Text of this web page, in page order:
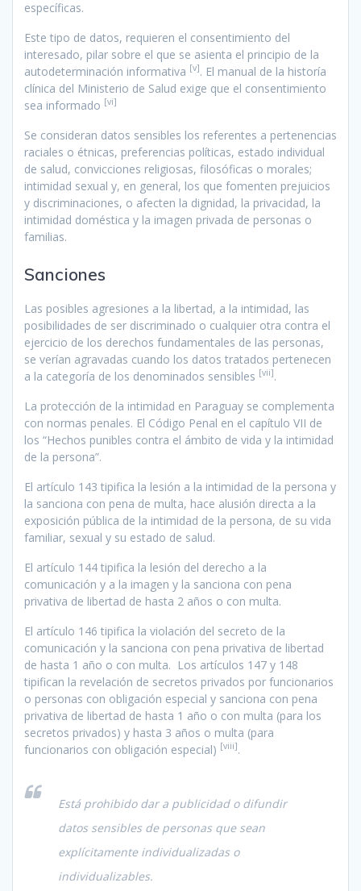
específicas.
Este tipo de datos, requieren el consentimiento del
interesado, pilar sobre el que se asienta el principio de la
autodeterminación informativa [v]. El manual de la historía
clínica del Ministerio de Salud exige que el consentimiento
sea informado [vi]
Se consideran datos sensibles los referentes a pertenencias
raciales o étnicas, preferencias políticas, estado individual
de salud, convicciones religiosas, filosóficas o morales;
intimidad sexual y, en general, los que fomenten prejuicios
y discriminaciones, o afecten la dignidad, la privacidad, la
intimidad doméstica y la imagen privada de personas o
familias.
Sanciones
Las posibles agresiones a la libertad, a la intimidad, las
posibilidades de ser discriminado o cualquier otra contra el
ejercicio de los derechos fundamentales de las personas,
se verían agravadas cuando los datos tratados pertenecen
a la categoría de los denominados sensibles [vii].
La protección de la intimidad en Paraguay se complementa
con normas penales. El Código Penal en el capítulo VII de
los “Hechos punibles contra el ámbito de vida y la intimidad
de la persona”.
El artículo 143 tipifica la lesión a la intimidad de la persona y
la sanciona con pena de multa, hace alusión directa a la
exposición pública de la intimidad de la persona, de su vida
familiar, sexual y su estado de salud.
El artículo 144 tipifica la lesión del derecho a la
comunicación y a la imagen y la sanciona con pena
privativa de libertad de hasta 2 años o con multa.
El artículo 146 tipifica la violación del secreto de la
comunicación y la sanciona con pena privativa de libertad
de hasta 1 año o con multa. Los artículos 147 y 148
tipifican la revelación de secretos privados por funcionarios
o personas con obligación especial y sanciona con pena
privativa de libertad de hasta 1 año o con multa (para los
secretos privados) y hasta 3 años o multa (para
funcionarios con obligación especial) [viii].
Está prohibido dar a publicidad o difundir
datos sensibles de personas que sean
explícitamente individualizadas o
individualizables.